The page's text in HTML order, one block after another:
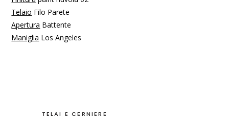
Telaio Filo Parete
Apertura Battente
Maniglia Los Angeles
TELAI E CERNIERE